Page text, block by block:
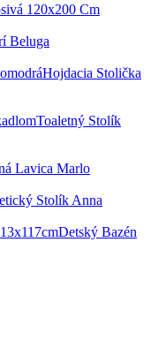
120x200 Cm
Beluga
Hojdacia Stolička
Toaletný Stolík
Lavica Marlo
Stolík Anna
Detský Bazén